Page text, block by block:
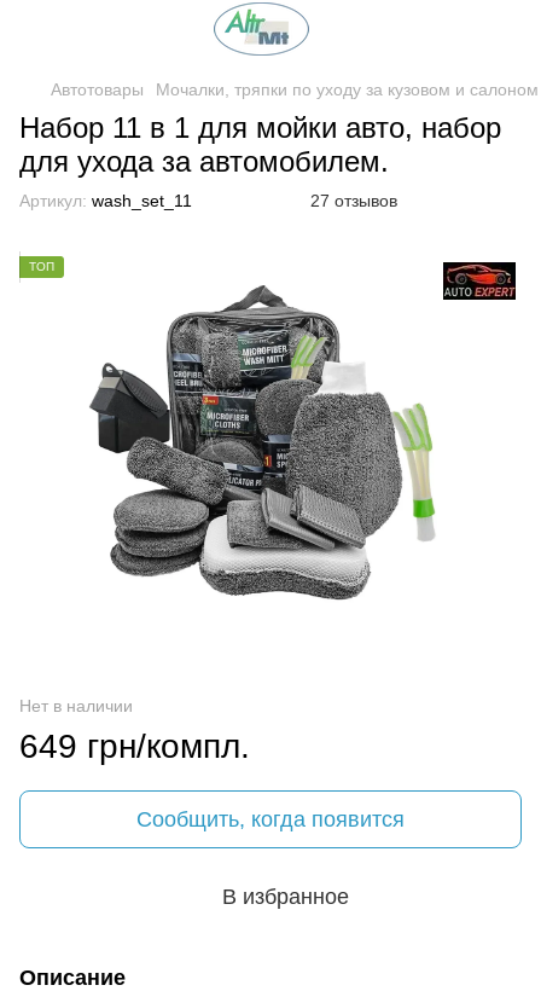
Автотовары Мочалки, тряпки по уходу за кузовом и салоном
Набор 11 в 1 для мойки авто, набор
для ухода за автомобилем.
Артикул: wash_set_11 27 отзывов
ТОП
Нет в наличии
649 грн/компл.
Сообщить, когда появится
В избранное
Описание